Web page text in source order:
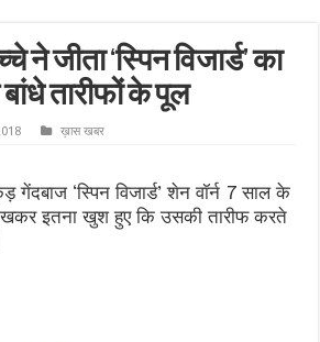
जीता ‘स्पिन विजार्ड’ का
तारीफों के पूल
ख़ास खबर
गेंदबाज ‘स्पिन विजार्ड’ शेन वॉर्न 7 साल के
इतना खुश हुए कि उसकी तारीफ करते